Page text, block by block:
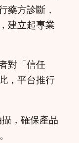
藥方診斷，
建立起專業
對「信任
，平台推行
，確保產品